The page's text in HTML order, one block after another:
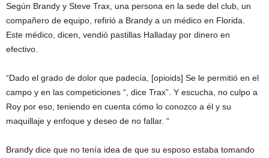
Según Brandy y Steve Trax, una persona en la sede del club, un
compañero de equipo, refirió a Brandy a un médico en Florida.
Este médico, dicen, vendió pastillas Halladay por dinero en
efectivo.
“Dado el grado de dolor que padecía, [opioids] Se le permitió en el
campo y en las competiciones “, dice Trax”. Y escucha, no culpo a
Roy por eso, teniendo en cuenta cómo lo conozco a él y su
maquillaje y enfoque y deseo de no fallar. “
Brandy dice que no tenía idea de que su esposo estaba tomando